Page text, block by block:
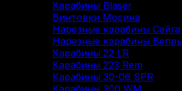
Карабины Blaser
Винтовки Мосина
Нарезные карабины Сайга
Нарезные карабины Вепрь
Карабины 22 LR
Карабины 223 Rem
Карабины 30-06 SPR